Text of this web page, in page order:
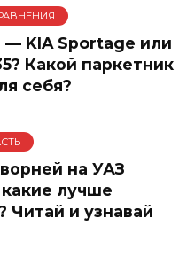
KIA Sportage или
Какой паркетник
себя?
на УАЗ
лучше
Читай и узнавай